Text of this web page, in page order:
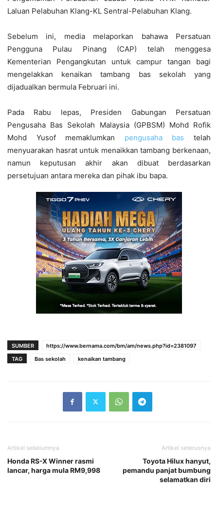
Laluan Pelabuhan Klang-KL Sentral-Pelabuhan Klang.
Sebelum ini, media melaporkan bahawa Persatuan
Pengguna Pulau Pinang (CAP) telah menggesa
Kementerian Pengangkutan untuk campur tangan bagi
mengelakkan kenaikan tambang bas sekolah yang
dijadualkan bermula Februari ini.
Pada Rabu lepas, Presiden Gabungan Persatuan
Pengusaha Bas Sekolah Malaysia (GPBSM) Mohd Rofik
Mohd Yusof memaklumkan pengusaha bas telah
menyuarakan hasrat untuk menaikkan tambang berkenaan,
namun keputusan akhir akan dibuat berdasarkan
persetujuan antara mereka dan pihak ibu bapa.
SUMBER
https://www.bernama.com/bm/am/news.php?id=2381097
TAG
Bas sekolah kenaikan tambang
Artikel sebelumnya
Honda RS-X Winner rasmi
lancar, harga mula RM9,998
Artikel seterusnya
Toyota Hilux hanyut,
pemandu panjat bumbung
selamatkan diri